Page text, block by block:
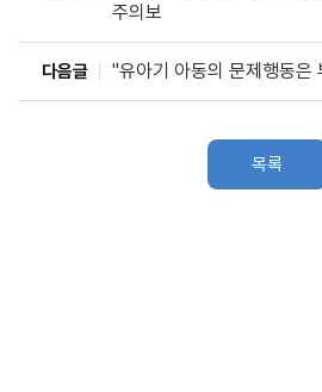
주의보
다음글 "유아기 아동의 문제행동은
목록